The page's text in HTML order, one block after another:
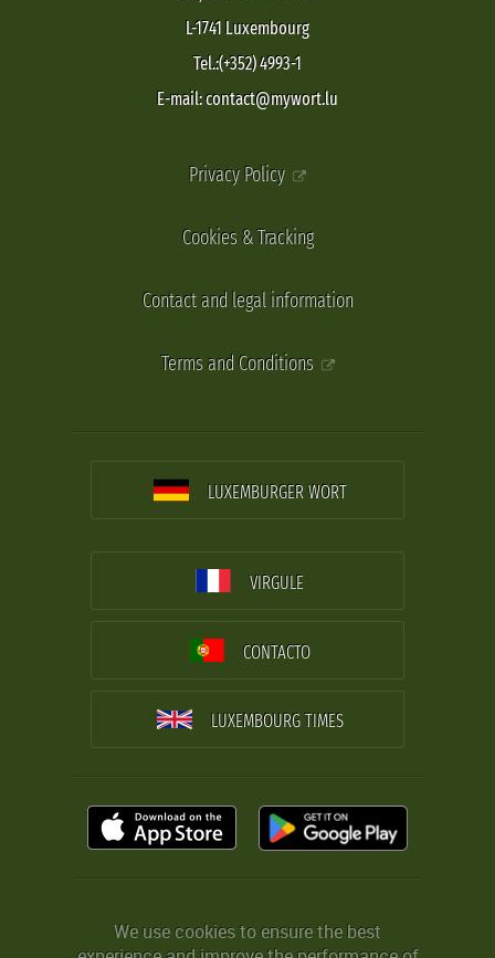
L-1741 Luxembourg
Tel.:(+352) 4993-1
E-mail: contact@mywort.lu
Privacy Policy
Cookies & Tracking
Contact and legal information
Terms and Conditions
LUXEMBURGER WORT
VIRGULE
CONTACTO
LUXEMBOURG TIMES
We use cookies to ensure the best